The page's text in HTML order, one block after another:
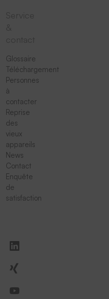
Glossaire
Téléchargement
Personnes
à
contacter
Reprise
des
vieux
appareils
News
Contact
Enquête
de
satisfaction